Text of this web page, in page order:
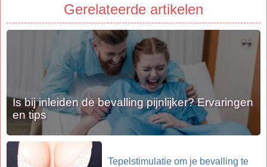
Gerelateerde artikelen
Is bij inleiden de bevalling pijnlijker? Ervaringen
en tips
Tepelstimulatie om je bevalling te